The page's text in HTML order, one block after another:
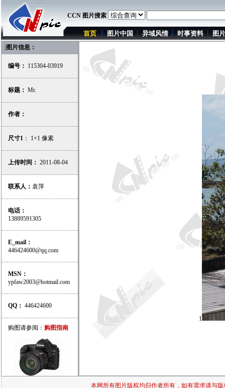
CCN 图片搜索
首页 图片中国 异域风情 时事资料 图
图片信息：
编号： 115304-03919
标题： Mr.
作者：
尺寸1 ： 1×1 像素
上传时间： 2011-08-04
联系人： 袁萍
电话：
13889591305
E_mail：
446424600@qq.com
MSN：
ypfaw2003@hotmail.com
QQ： 446424600
购图请参阅： 购图指南
1
本网所有图片版权均归作者所有，如有需求请与